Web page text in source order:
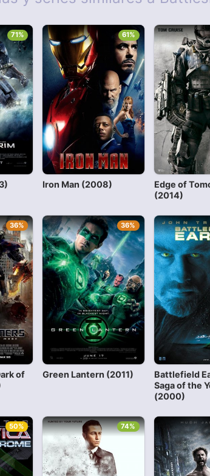
71%
Iron Man (2008)
61%
Edge of
(2014)
of
36%
Green Lantern (2011)
36%
Battlefield
Saga of the
(2000)
50% 74%